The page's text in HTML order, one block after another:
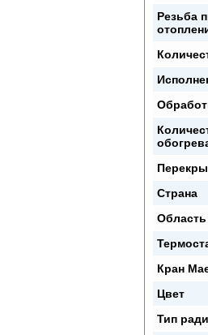
Резьба
Страна
Кран
Цвет
Тип